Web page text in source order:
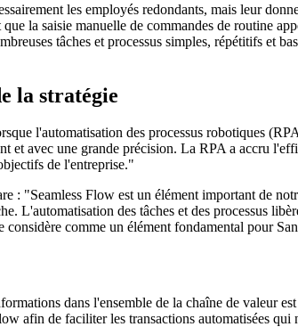
les employés redondants, mais leur
la saisie manuelle de commandes de routine
tâches et processus simples, répétitifs et
la stratégie
l'automatisation des processus robotiques
et avec une grande précision. La RPA a accru
de l'entreprise."
: "Seamless Flow est un élément important de
L'automatisation des tâches et des processus
considère comme un élément fondamental pour
dans l'ensemble de la chaîne de valeur
afin de faciliter les transactions automatisées qui